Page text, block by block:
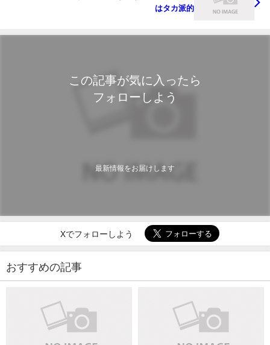
はタカ派的
この記事が気に入ったら
フォローしよう
最新情報をお届けします
Xでフォローしよう
おすすめの記事